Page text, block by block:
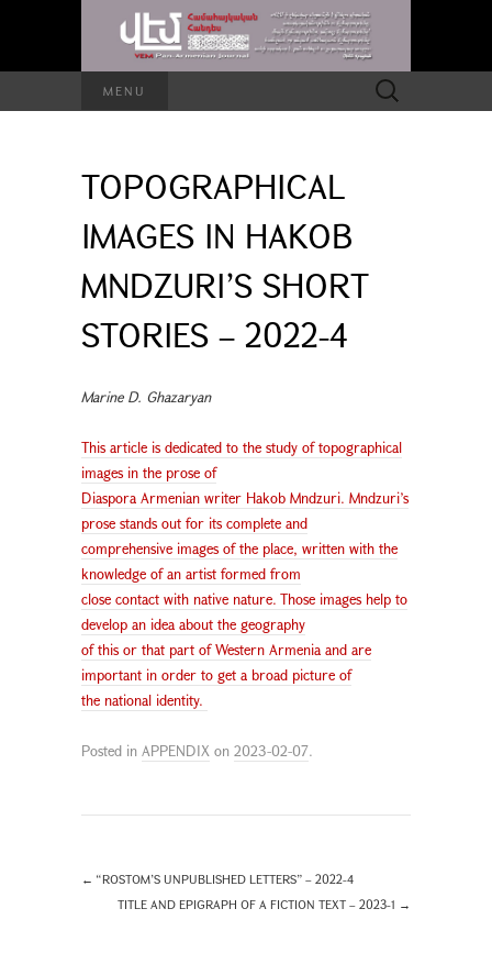
MENU
Search
for:
TOPOGRAPHICAL
IMAGES IN HAKOB
MNDZURI’S SHORT
STORIES – 2022-4
Marine D. Ghazaryan
This article is dedicated to the study of topographical
images in the prose of
Diaspora Armenian writer Hakob Mndzuri. Mndzuri’s
prose stands out for its complete and
comprehensive images of the place, written with the
knowledge of an artist formed from
close contact with native nature. Those images help to
develop an idea about the geography
of this or that part of Western Armenia and are
important in order to get a broad picture of
the national identity.
Posted in APPENDIX on 2023-02-07.
← “ROSTOM’S UNPUBLISHED LETTERS” – 2022-4
TITLE AND EPIGRAPH OF A FICTION TEXT – 2023-1 →